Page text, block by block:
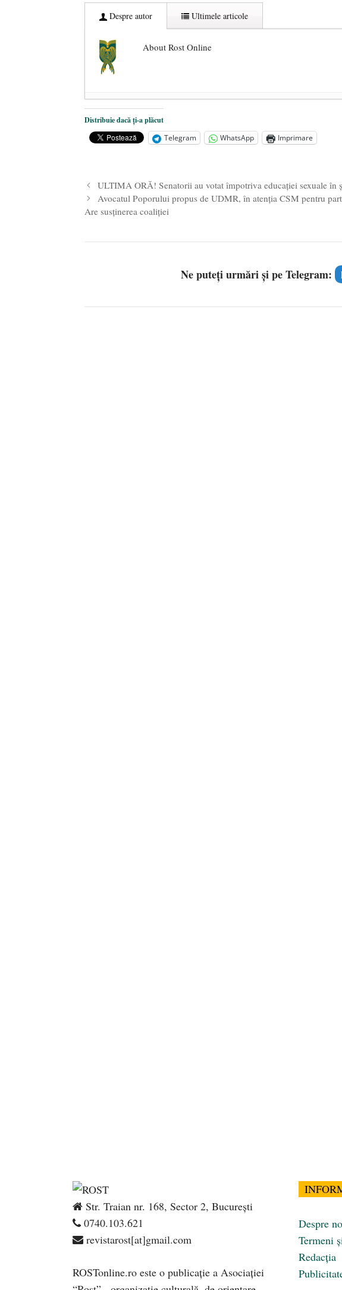
Despre autor Ultimele articole
About Rost Online
Dezvăluiri cutremurătoare despre președintele
Statul care servește Națiunea - 21 aprilie 2026
Legea Vexler produce efecte. Bustul poetului
Distribuie dacă ți-a plăcut
Telegram
WhatsApp Imprimare
ULTIMA ORĂ! Senatorii au votat împotriva educației sexuale în
Avocatul Poporului propus de UDMR, în atenția CSM pentru
Are susținerea coaliției
Ne puteți urmări și pe Telegram:
Str. Traian nr. 168, Sector 2, București
0740.103.621
revistarost[at]gmail.com
ROSTonline.ro este o publicaţie a Asociaţiei
Despre
Termeni
Redacția